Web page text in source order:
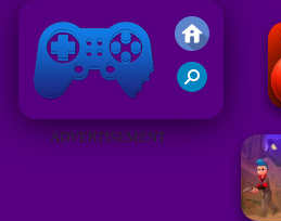
Gry Friv 5
ADVERTISEMENT